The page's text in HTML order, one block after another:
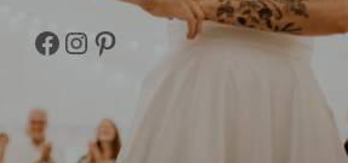
Facebook
Instagram
Pinterest